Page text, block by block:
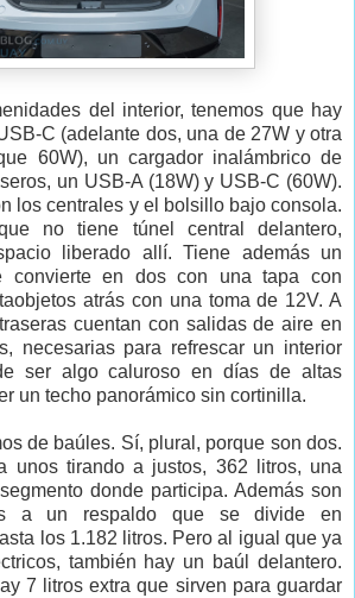
del interior, tenemos que hay
C (adelante dos, una de 27W y otra
60W), un cargador inalámbrico de
un USB-A (18W) y USB-C (60W).
los centrales y el bolsillo bajo consola.
no tiene túnel central delantero,
liberado allí. Tiene además un
convierte en dos con una tapa con
atrás con una toma de 12V. A
cuentan con salidas de aire en
necesarias para refrescar un interior
ser algo caluroso en días de altas
un techo panorámico sin cortinilla.
de baúles. Sí, plural, porque son dos.
unos tirando a justos, 362 litros, una
donde participa. Además son
a un respaldo que se divide en
los 1.182 litros. Pero al igual que ya
también hay un baúl delantero.
7 litros extra que sirven para guardar